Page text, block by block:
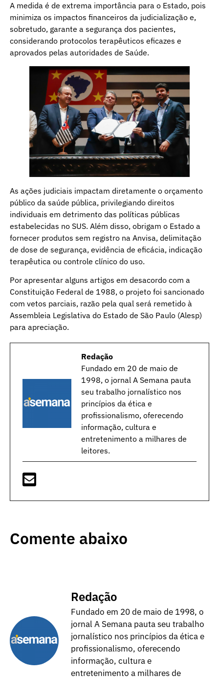
A medida é de extrema importância para o Estado, pois
minimiza os impactos financeiros da judicialização e,
sobretudo, garante a segurança dos pacientes,
considerando protocolos terapêuticos eficazes e
aprovados pelas autoridades de Saúde.
As ações judiciais impactam diretamente o orçamento
público da saúde pública, privilegiando direitos
individuais em detrimento das políticas públicas
estabelecidas no SUS. Além disso, obrigam o Estado a
fornecer produtos sem registro na Anvisa, delimitação
de dose de segurança, evidência de eficácia, indicação
terapêutica ou controle clínico do uso.
Por apresentar alguns artigos em desacordo com a
Constituição Federal de 1988, o projeto foi sancionado
com vetos parciais, razão pela qual será remetido à
Assembleia Legislativa do Estado de São Paulo (Alesp)
para apreciação.
Redação
Fundado em 20 de maio de
1998, o jornal A Semana pauta
seu trabalho jornalístico nos
princípios da ética e
profissionalismo, oferecendo
informação, cultura e
entretenimento a milhares de
leitores.
Comente abaixo
Redação
Fundado em 20 de maio de 1998, o
jornal A Semana pauta seu trabalho
jornalístico nos princípios da ética e
profissionalismo, oferecendo
informação, cultura e
entretenimento a milhares de